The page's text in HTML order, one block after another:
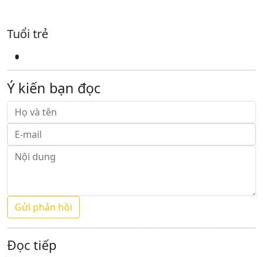
Tuổi trẻ
Ý kiến bạn đọc
Đọc tiếp